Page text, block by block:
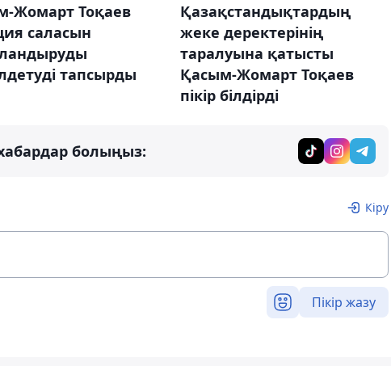
Жомарт Тоқаев
саласын
тапсырды
Қазақстандықтардың
жеке деректерінің
таралуына қатысты
Қасым-Жомарт Тоқаев
пікір білдірді
болыңыз:
Кіру
Пікір жазу